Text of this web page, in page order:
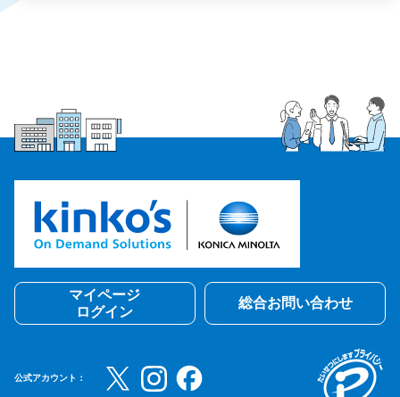
マイページ
ログイン
総合お問い合わせ
公式アカウント：